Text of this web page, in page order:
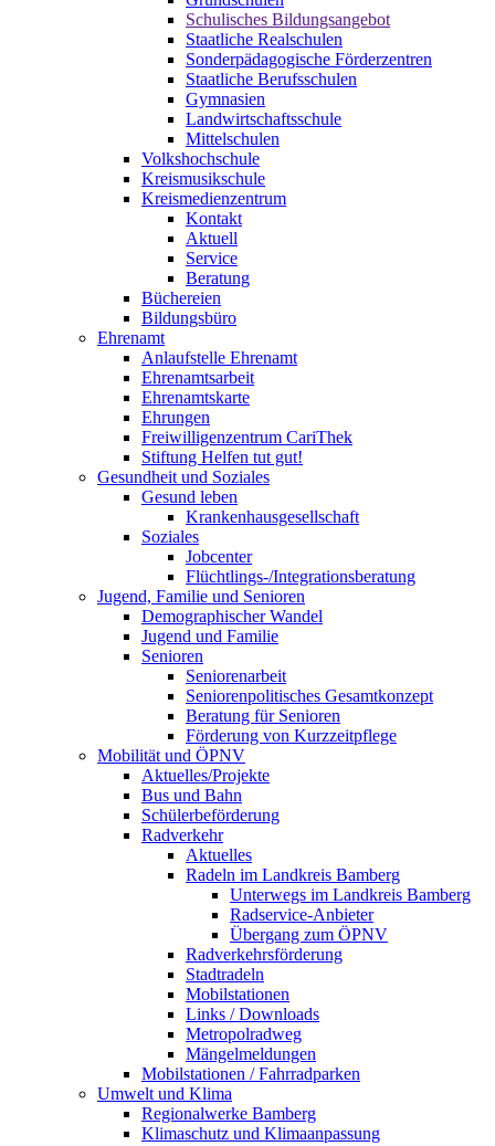
Schulisches Bildungsangebot
Staatliche Realschulen
Sonderpädagogische Förderzentren
Staatliche Berufsschulen
Gymnasien
Landwirtschaftsschule
Mittelschulen
Volkshochschule
Kreismusikschule
Kreismedienzentrum
Kontakt
Aktuell
Service
Beratung
Büchereien
Bildungsbüro
Ehrenamt
Anlaufstelle Ehrenamt
Ehrenamtsarbeit
Ehrenamtskarte
Ehrungen
Freiwilligenzentrum CariThek
Stiftung Helfen tut gut!
Gesundheit und Soziales
Gesund leben
Krankenhausgesellschaft
Soziales
Jobcenter
Flüchtlings-/Integrationsberatung
Jugend, Familie und Senioren
Demographischer Wandel
Jugend und Familie
Senioren
Seniorenarbeit
Seniorenpolitisches Gesamtkonzept
Beratung für Senioren
Förderung von Kurzzeitpflege
Mobilität und ÖPNV
Aktuelles/Projekte
Bus und Bahn
Schülerbeförderung
Radverkehr
Aktuelles
Radeln im Landkreis Bamberg
Unterwegs im Landkreis Bamberg
Radservice-Anbieter
Übergang zum ÖPNV
Radverkehrsförderung
Stadtradeln
Mobilstationen
Links / Downloads
Metropolradweg
Mängelmeldungen
Mobilstationen / Fahrradparken
Umwelt und Klima
Regionalwerke Bamberg
Klimaschutz und Klimaanpassung